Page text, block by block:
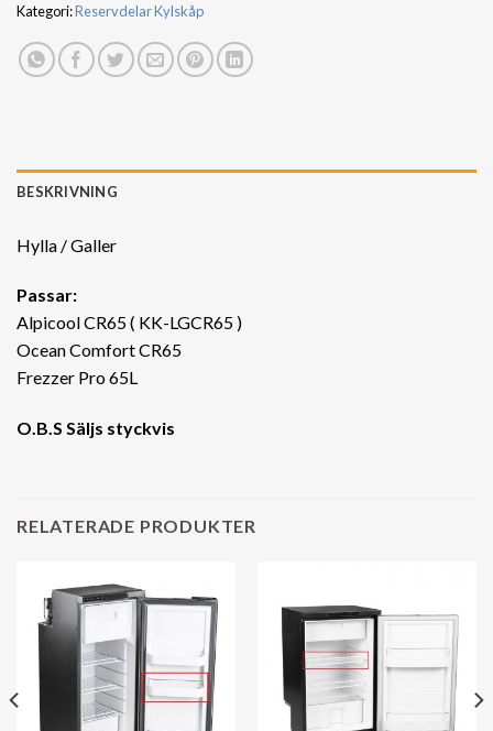
Kategori:Reservdelar Kylskåp
BESKRIVNING
Hylla / Galler
Passar:
Alpicool CR65 ( KK-LGCR65 )
Ocean Comfort CR65
Frezzer Pro 65L
O.B.S Säljs styckvis
RELATERADE PRODUKTER